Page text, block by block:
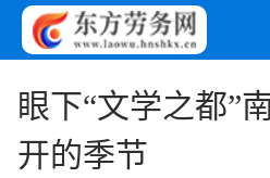
眼下“文学之都”
开的季节